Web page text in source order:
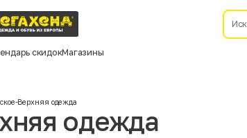
скидокМагазины
Все права защищены.
Смотреть все даты
-Верхняя одежда
одежда
Москва